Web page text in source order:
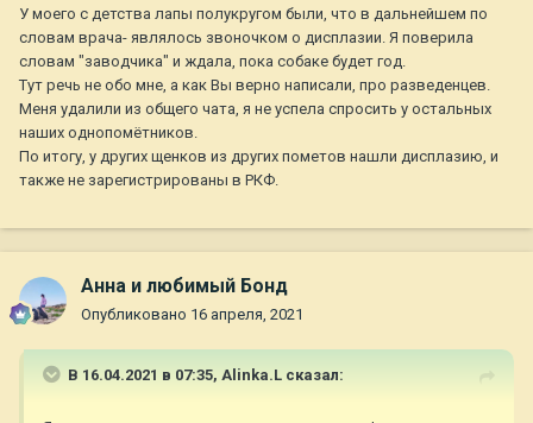
Что касается не оформленного помета, вот это жесть
конечно и надо жаловаться во все инстанции, не забивайте
на это.
У моего с детства лапы полукругом были, что в дальнейшем по
словам врача- являлось звоночком о дисплазии. Я поверила
словам "заводчика" и ждала, пока собаке будет год.
Тут речь не обо мне, а как Вы верно написали, про разведенцев.
Меня удалили из общего чата, я не успела спросить у остальных
наших однопомётников.
По итогу, у других щенков из других пометов нашли дисплазию, и
также не зарегистрированы в РКФ.
Анна и любимый Бонд
Опубликовано 16 апреля, 2021
В 16.04.2021 в 07:35, Alinka.L сказал: